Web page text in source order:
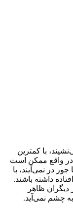
با کمترین
در واقع ممکن است
در نمی‌آیند، با
داشته باشند.
دیگران ظاهر
چشم نمی‌آید.